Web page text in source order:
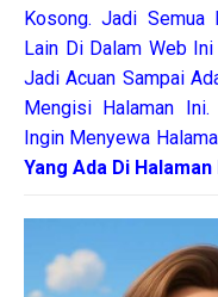
Kosong. Jadi Semua
Lain Di Dalam Web
Jadi Acuan Sampai
Mengisi Halaman
Ingin Menyewa
Yang Ada Di Halaman